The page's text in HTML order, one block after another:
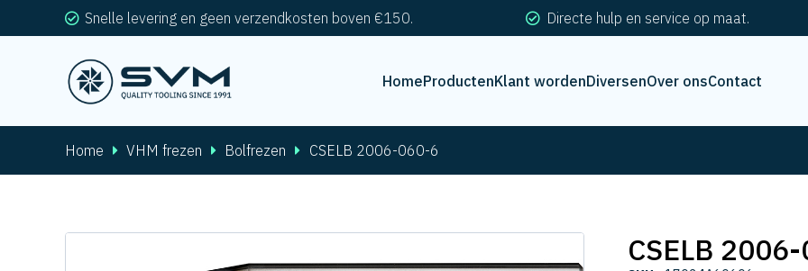
Snelle levering en geen verzendkosten boven €150. Directe hulp en service op maat.
HomeProductenKlant wordenDiversenOver onsContact
Home VHM frezen Bolfrezen CSELB 2006-060-6
CSELB